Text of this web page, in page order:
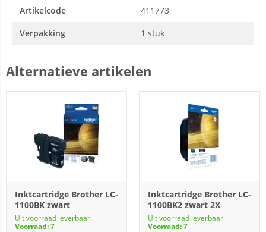
Artikelcode
411773
Verpakking
1 stuk
Alternatieve artikelen
Inktcartridge Brother LC-
1100BK zwart
Uit voorraad leverbaar.
Voorraad: 7
Inktcartridge Brother LC-
1100BK2 zwart 2X
Uit voorraad leverbaar.
Voorraad: 7